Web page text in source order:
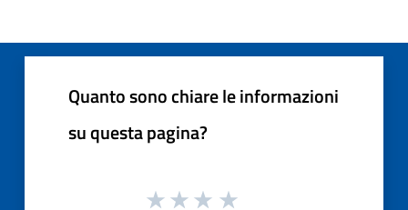
Quanto sono chiare le informazioni
su questa pagina?